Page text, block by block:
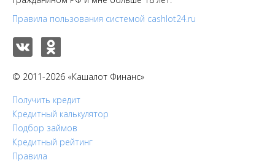
Правила пользования системой cashlot24.ru
© 2011-2026 «Кашалот Финанс»
Получить кредит
Кредитный калькулятор
Подбор займов
Кредитный рейтинг
Правила